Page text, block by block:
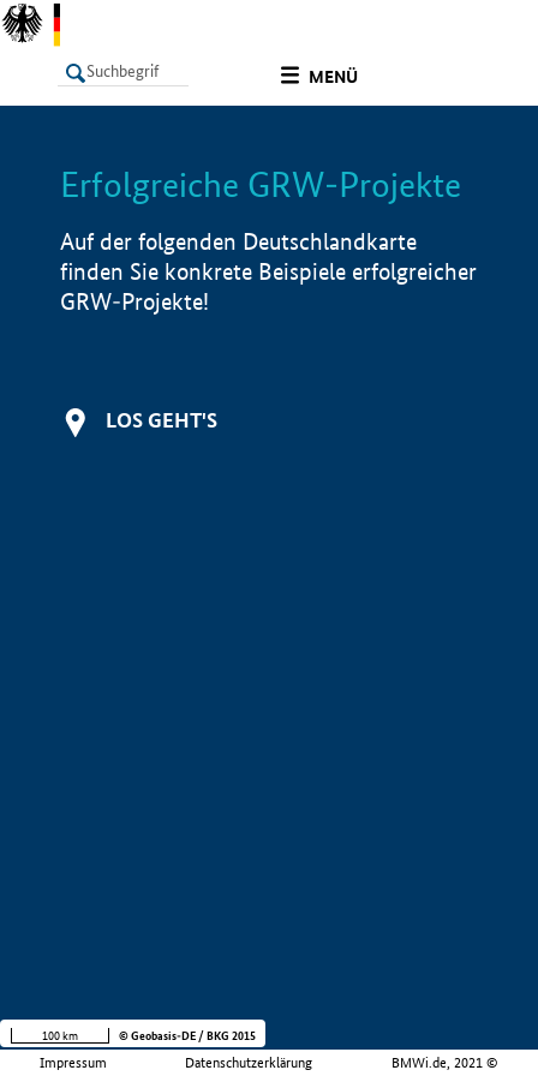
MENÜ
LISTE Info
Erfolgreiche GRW-Projekte
Auf der folgenden Deutschlandkarte
finden Sie konkrete Beispiele erfolgreicher
GRW-Projekte!
LOS GEHT'S
Impressum Datenschutzerklärung BMWi.de, 2021 ©
100 km © Geobasis-DE / BKG 2015